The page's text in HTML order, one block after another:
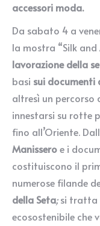
accessori moda.
Da sabato 4 a
la mostra “Silk and
lavorazione della
basi sui documenti
altresì un percorso
innestarsi su rotte
fino all’Oriente.
Manisseroe i
costituiscono il
numerose filande
della Seta;si tratta
ecosostenibile che